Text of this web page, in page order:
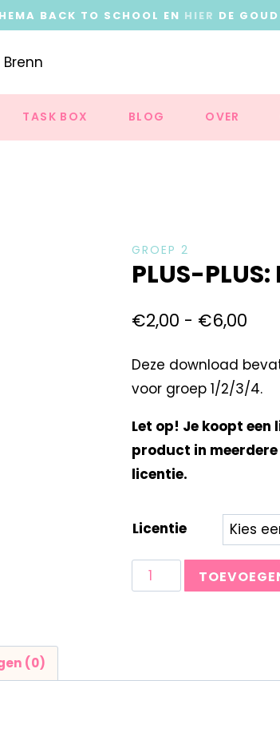
BACK TO SCHOOL EN HIER DE
TASK BOX BLOG OVER
GROEP 2
PLUS-PLUS:
€2,00 - €6,00
Deze download
voor groep 1/2/3/4.
Let op! Je koopt
product in
licentie.
Licentie
(0)